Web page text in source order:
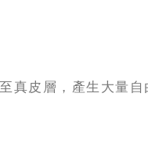
真皮層，產生大量